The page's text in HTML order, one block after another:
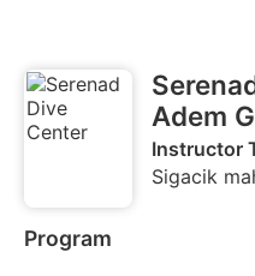
Adem
Instructor
Sigacik
Program